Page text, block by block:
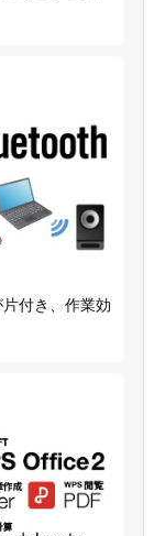
付き、作業効